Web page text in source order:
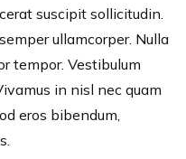
suscipit sollicitudin.
ullamcorper. Nulla
tempor. Vestibulum
in nisl nec quam
eros bibendum,